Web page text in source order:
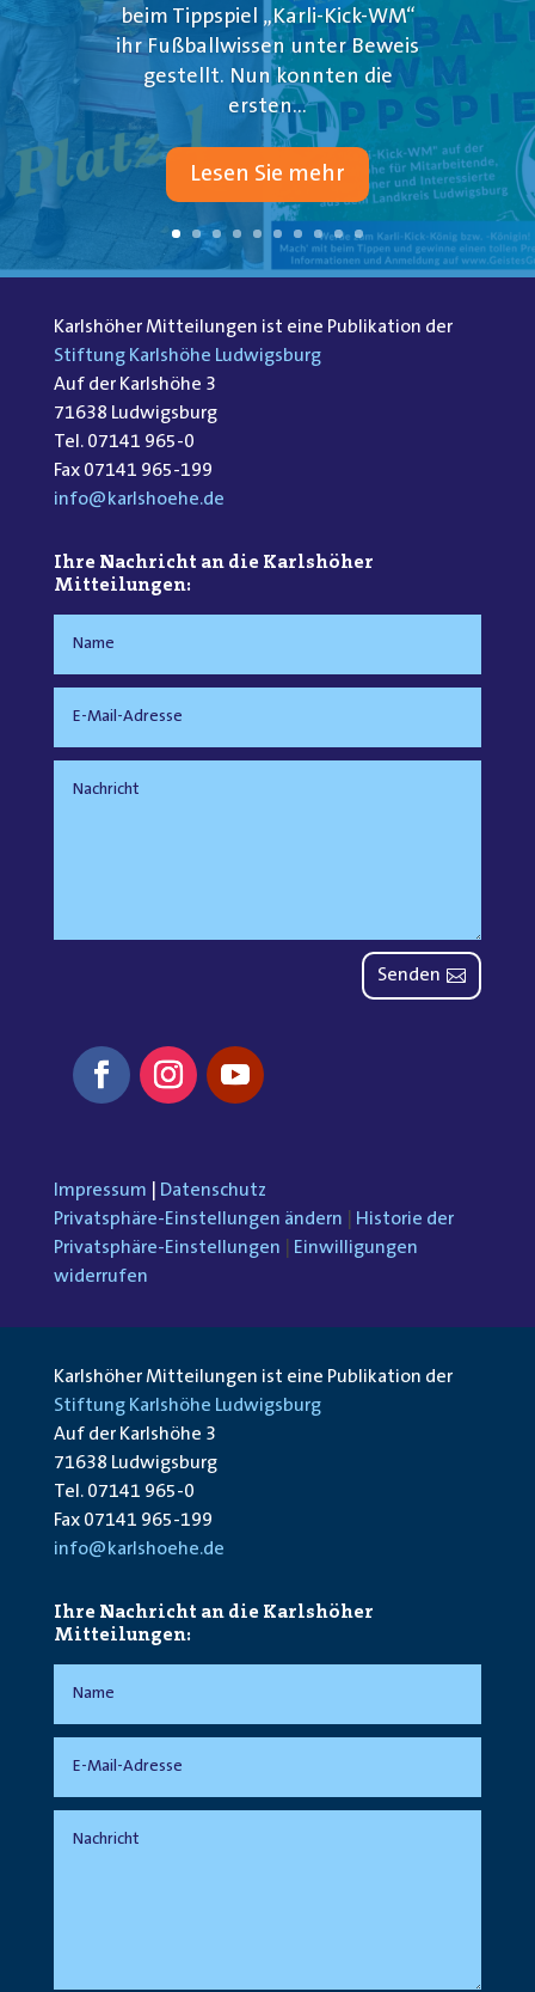
beim Tippspiel „Karli-Kick-WM“
ihr Fußballwissen unter Beweis
gestellt. Nun konnten die
ersten...
Lesen Sie mehr
Karlshöher Mitteilungen ist eine Publikation der
Stiftung Karlshöhe Ludwigsburg
Auf der Karlshöhe 3
71638 Ludwigsburg
Tel. 07141 965-0
Fax 07141 965-199
info@karlshoehe.de
Ihre Nachricht an die Karlshöher
Mitteilungen:
Senden
Impressum
Datenschutz
Privatsphäre-Einstellungen ändern
Historie der
Privatsphäre-Einstellungen
Einwilligungen
widerrufen
Karlshöher Mitteilungen ist eine Publikation der
Stiftung Karlshöhe Ludwigsburg
Auf der Karlshöhe 3
71638 Ludwigsburg
Tel. 07141 965-0
Fax 07141 965-199
info@karlshoehe.de
Ihre Nachricht an die Karlshöher
Mitteilungen: